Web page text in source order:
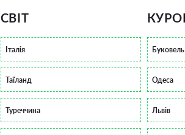
СВІТ
Італія
Таїланд
Туреччина
Буковель
Одеса
Львів